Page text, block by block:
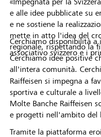
e alle idee pubblicate su
e ne sostiene la
mette in atto l'idea del
regionale, rispettando la
Cerchiamo idee positive
all'intera comunità.
Cerchiamo disponibilità
associativo svizzero e i
Raiffeisen si impegna a
sportiva e culturale a
Molte Banche Raiffeisen
e progetti nell'ambito del
Tramite la piattaforma